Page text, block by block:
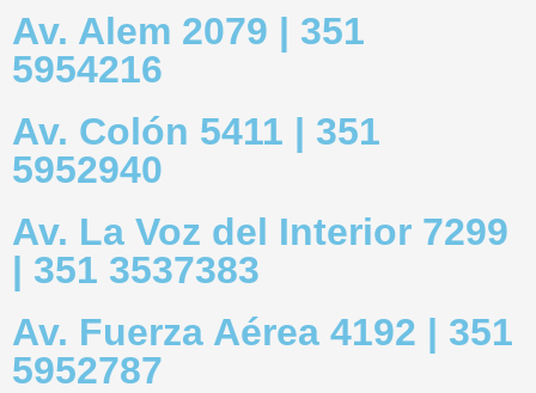
Av. Alem 2079 | 351
5954216
Av. Colón 5411 | 351
5952940
Av. La Voz del Interior 7299
| 351 3537383
Av. Fuerza Aérea 4192 | 351
5952787